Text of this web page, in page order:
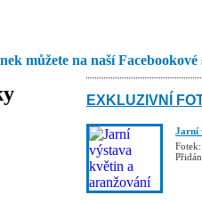
můžete na naší Facebookové
EXKLUZIVNÍ
Jarní